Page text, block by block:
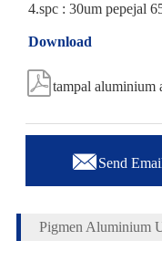
4.spc : 30um pepejal
Download
tampal aluminium
Send
Pigmen Aluminium